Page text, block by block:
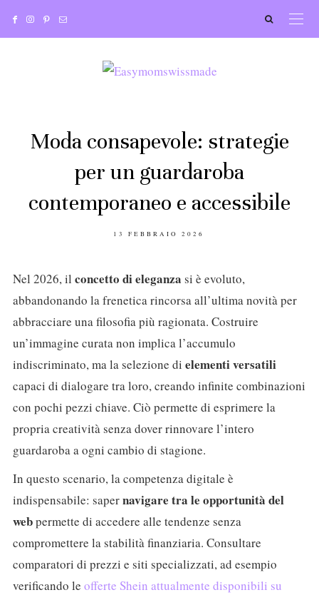
Moda consapevole: strategie
per un guardaroba
contemporaneo e accessibile
POSTED
13 FEBBRAIO 2026
Nel 2026, il concetto di eleganza si è evoluto,
abbandonando la frenetica rincorsa all’ultima novità per
abbracciare una filosofia più ragionata. Costruire
un’immagine curata non implica l’accumulo
indiscriminato, ma la selezione di elementi versatili
capaci di dialogare tra loro, creando infinite combinazioni
con pochi pezzi chiave. Ciò permette di esprimere la
propria creatività senza dover rinnovare l’intero
guardaroba a ogni cambio di stagione.
In questo scenario, la competenza digitale è
indispensabile: sapernavigare tra le opportunità del
webpermette di accedere alle tendenze senza
compromettere la stabilità finanziaria. Consultare
comparatori di prezzi e siti specializzati, ad esempio
verificando le offerte Shein attualmente disponibili su